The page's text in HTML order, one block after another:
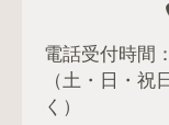
電話受付時間
（土・日・祝
く）